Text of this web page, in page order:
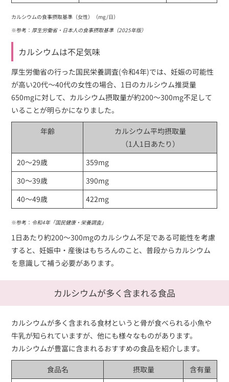
カルシウムの食事摂取基準（女性）（mg/日）
※参考：厚生労働省・日本人の食事摂取基準（2025年版）
カルシウムは不足気味
厚生労働省の行った国民栄養調査(令和4年)では、妊娠の可能性
が高い20代～40代の女性の場合、1日のカルシウム推奨量
650mgに対して、カルシウム摂取量が約200～300mg不足して
いることが明らかになりました。
年齢
カルシウム平均摂取量
（1人1日あたり）
20～29歳
359mg
30～39歳
390mg
40～49歳
422mg
※参考： 令和4年「国民健康・栄養調査」
1日あたり約200～300mgのカルシウム不足である可能性を考慮
すると、妊娠中・産後はもちろんのこと、普段からカルシウム
を意識して補う必要があります。
カルシウムが多く含まれる食品
カルシウムが多く含まれる食材というと骨が食べられる小魚や
牛乳が知られていますが、他にも様々なものがあります。
カルシウムが豊富に含まれるおすすめの食品を紹介します。
食品名 摂取量
含有量